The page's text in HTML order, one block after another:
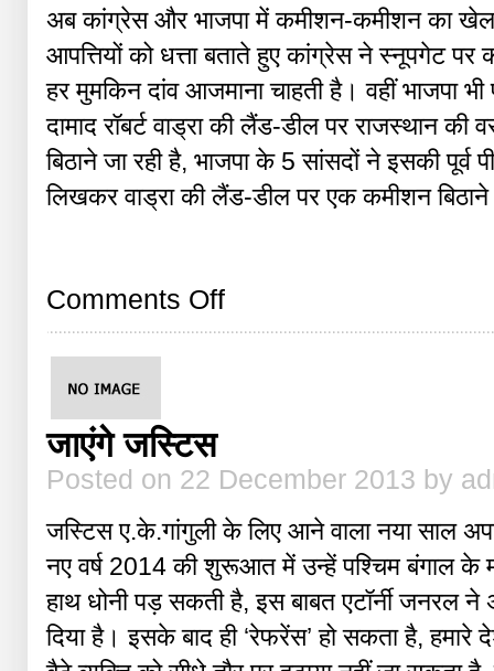
अब कांग्रेस और भाजपा में कमीशन-कमीशन का खेल
आपत्तियों को धत्ता बताते हुए कांग्रेस ने स्नूपगेट पर
हर मुमकिन दांव आजमाना चाहती है। वहीं भाजपा
दामाद रॉबर्ट वाड्रा की लैंड-डील पर राजस्थान
बिठाने जा रही है, भाजपा के 5 सांसदों ने इसकी
लिखकर वाड्रा की लैंड-डील पर एक कमीशन बिठाने
Comments Offon
कमीशन-
जाएंगे जस्टिस
Posted on 22 December 2013 by
जस्टिस ए.के.गांगुली के लिए आने वाला नया
नए वर्ष 2014 की शुरूआत में उन्हें पश्चिम बंगाल के
हाथ धोनी पड़ सकती है, इस बाबत एटॉर्नी जनरल
दिया है। इसके बाद ही ‘रेफरेंस’ हो सकता है,